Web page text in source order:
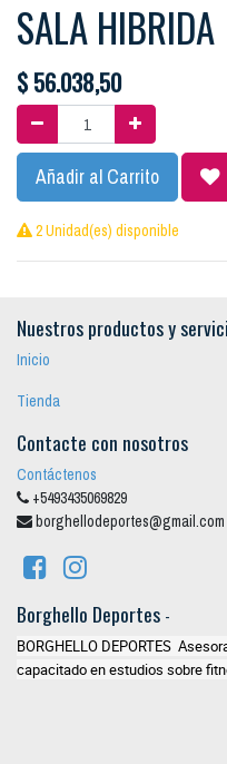
SALA HIBRIDA
$56.038,50
Añadir al Carrito
2 Unidad(es) disponible
Nuestros productos y
Inicio
Tienda
Contacte con nosotros
Contáctenos
+5493435069829
borghellodeportes@gmail.com
Borghello Deportes -
BORGHELLO DEPORTES
capacitado en estudios sobre